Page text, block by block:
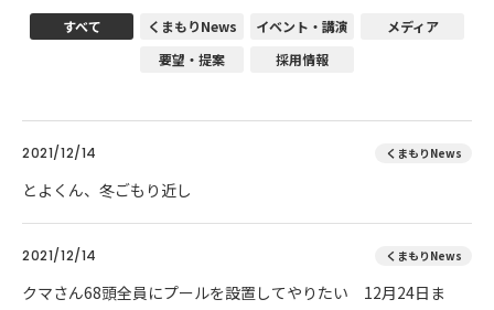
すべて くまもりNews イベント・講演
メディア
要望・提案
採用情報
2021/12/14 くまもりNews
とよくん、冬ごもり近し
2021/12/14 くまもりNews
クマさん68頭全員にプールを設置してやりたい 12月24日ま